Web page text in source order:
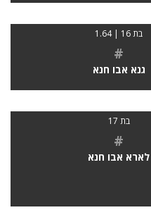
בת 16 | 1.64
#
גנא אבו חנא
בת 17
#
לארא אבו חנא